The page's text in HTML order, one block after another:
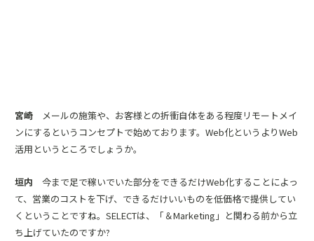
宮崎 メールの施策や、お客様との折衝自体をある程度リモートメイ
ンにするというコンセプトで始めております。Web化というよりWeb
活用というところでしょうか。
垣内 今まで足で稼いでいた部分をできるだけWeb化することによっ
て、営業のコストを下げ、できるだけいいものを低価格で提供してい
くということですね。SELECTは、「＆Marketing」と関わる前から立
ち上げていたのですか?